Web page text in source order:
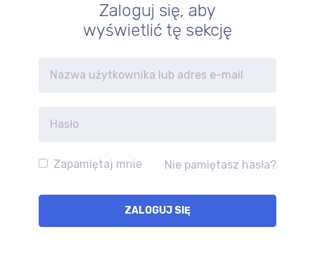
Zaloguj się, aby
wyświetlić tę sekcję
Zapamiętaj mnie Nie pamiętasz hasła?